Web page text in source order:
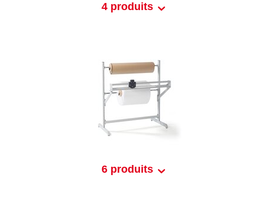
4 produits
6 produits